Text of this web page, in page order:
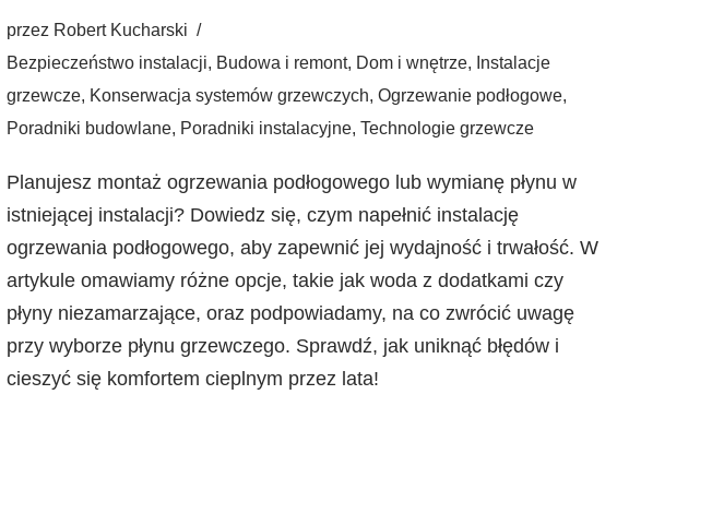
przez Robert Kucharski
Bezpieczeństwo instalacji, Budowa i remont, Dom i wnętrze, Instalacje
grzewcze, Konserwacja systemów grzewczych, Ogrzewanie podłogowe,
Poradniki budowlane, Poradniki instalacyjne, Technologie grzewcze
Planujesz montaż ogrzewania podłogowego lub wymianę płynu w
istniejącej instalacji? Dowiedz się, czym napełnić instalację
ogrzewania podłogowego, aby zapewnić jej wydajność i trwałość. W
artykule omawiamy różne opcje, takie jak woda z dodatkami czy
płyny niezamarzające, oraz podpowiadamy, na co zwrócić uwagę
przy wyborze płynu grzewczego. Sprawdź, jak uniknąć błędów i
cieszyć się komfortem cieplnym przez lata!